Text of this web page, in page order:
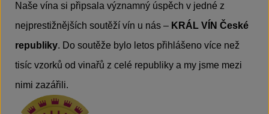
Naše vína si připsala významný úspěch v jedné z
nejprestižnějších soutěží vín u nás – KRÁL VÍN České
republiky. Do soutěže bylo letos přihlášeno více než
tisíc vzorků od vinařů z celé republiky a my jsme mezi
nimi zazářili.